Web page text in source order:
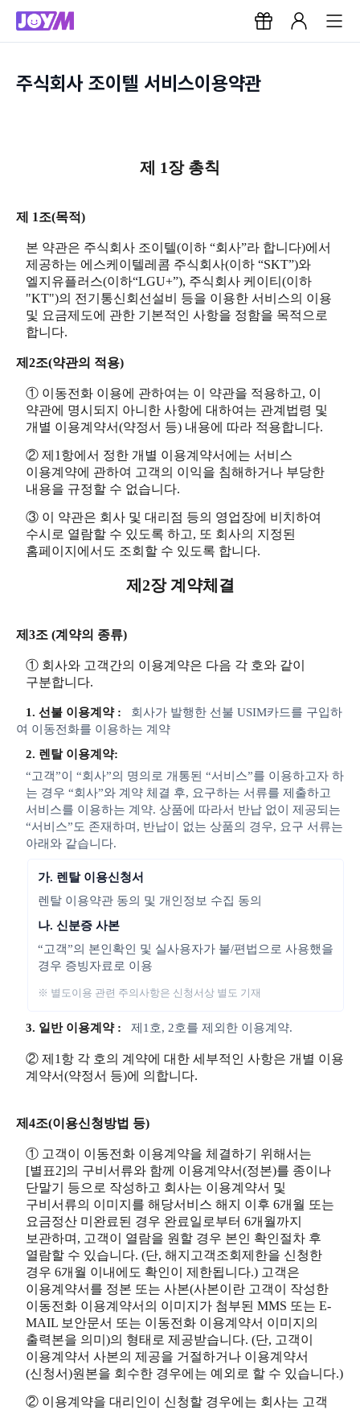
주식회사 조이텔 서비스이용약관
제 1장 총칙
제 1조(목적)
본 약관은 주식회사 조이텔(이하 “회사”라 합니다)에서
제공하는 에스케이텔레콤 주식회사(이하 “SKT”)와
엘지유플러스(이하“LGU+”), 주식회사 케이티(이하
"KT")의 전기통신회선설비 등을 이용한 서비스의 이용
및 요금제도에 관한 기본적인 사항을 정함을 목적으로
합니다.
제2조(약관의 적용)
① 이동전화 이용에 관하여는 이 약관을 적용하고, 이
약관에 명시되지 아니한 사항에 대하여는 관계법령 및
개별 이용계약서(약정서 등) 내용에 따라 적용합니다.
② 제1항에서 정한 개별 이용계약서에는 서비스
이용계약에 관하여 고객의 이익을 침해하거나 부당한
내용을 규정할 수 없습니다.
③ 이 약관은 회사 및 대리점 등의 영업장에 비치하여
수시로 열람할 수 있도록 하고, 또 회사의 지정된
홈페이지에서도 조회할 수 있도록 합니다.
제2장 계약체결
제3조 (계약의 종류)
① 회사와 고객간의 이용계약은 다음 각 호와 같이
구분합니다.
1. 선불 이용계약 :
회사가 발행한 선불 USIM카드를 구입하
여 이동전화를 이용하는 계약
2. 렌탈 이용계약:
“고객”이 “회사”의 명의로 개통된 “서비스”를 이용하고자 하
는 경우 “회사”와 계약 체결 후, 요구하는 서류를 제출하고
서비스를 이용하는 계약. 상품에 따라서 반납 없이 제공되는
“서비스”도 존재하며, 반납이 없는 상품의 경우, 요구 서류는
아래와 같습니다.
가. 렌탈 이용신청서
렌탈 이용약관 동의 및 개인정보 수집 동의
나. 신분증 사본
“고객”의 본인확인 및 실사용자가 불/편법으로 사용했을
경우 증빙자료로 이용
※ 별도이용 관련 주의사항은 신청서상 별도 기재
3. 일반 이용계약 : 제1호, 2호를 제외한 이용계약.
② 제1항 각 호의 계약에 대한 세부적인 사항은 개별 이용
계약서(약정서 등)에 의합니다.
제4조(이용신청방법 등)
① 고객이 이동전화 이용계약을 체결하기 위해서는
[별표2]의 구비서류와 함께 이용계약서(정본)를 종이나
단말기 등으로 작성하고 회사는 이용계약서 및
구비서류의 이미지를 해당서비스 해지 이후 6개월 또는
요금정산 미완료된 경우 완료일로부터 6개월까지
보관하며, 고객이 열람을 원할 경우 본인 확인절차 후
열람할 수 있습니다. (단, 해지고객조회제한을 신청한
경우 6개월 이내에도 확인이 제한됩니다.) 고객은
이용계약서를 정본 또는 사본(사본이란 고객이 작성한
이동전화 이용계약서의 이미지가 첨부된 MMS 또는 E-
MAIL 보안문서 또는 이동전화 이용계약서 이미지의
출력본을 의미)의 형태로 제공받습니다. (단, 고객이
이용계약서 사본의 제공을 거절하거나 이용계약서
(신청서)원본을 회수한 경우에는 예외로 할 수 있습니다.)
② 이용계약을 대리인이 신청할 경우에는 회사는 고객